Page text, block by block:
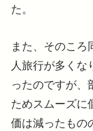
た。
また、そのころ
人旅行が多くな
ったのですが、
ためスムーズに
価は減ったもの